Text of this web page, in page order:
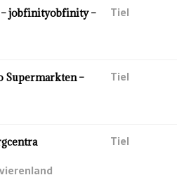
jobfinityobfinity –
Tiel
Supermarkten –
Tiel
Tiel